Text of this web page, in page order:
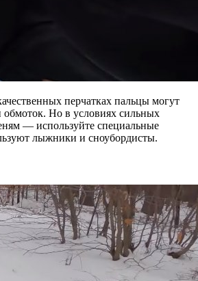
перчатках пальцы могут
обмоток. Но в условиях сильных
— используйте специальные
лыжники и сноубордисты.